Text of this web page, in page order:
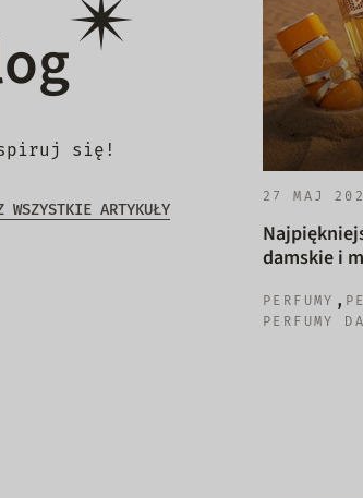
się!
WSZYSTKIE ARTYKUŁY
27 MAJ
damskie i
PERFUMY ,
PERFUMY